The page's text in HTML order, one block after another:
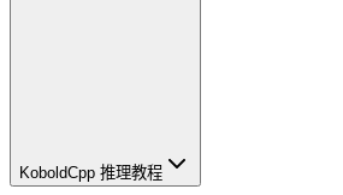
KoboldCpp 推理教程